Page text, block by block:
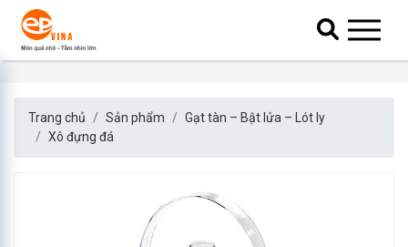
Trang chủ Sản phẩm
Gạt tàn – Bật lửa – Lót ly
Xô đựng đá